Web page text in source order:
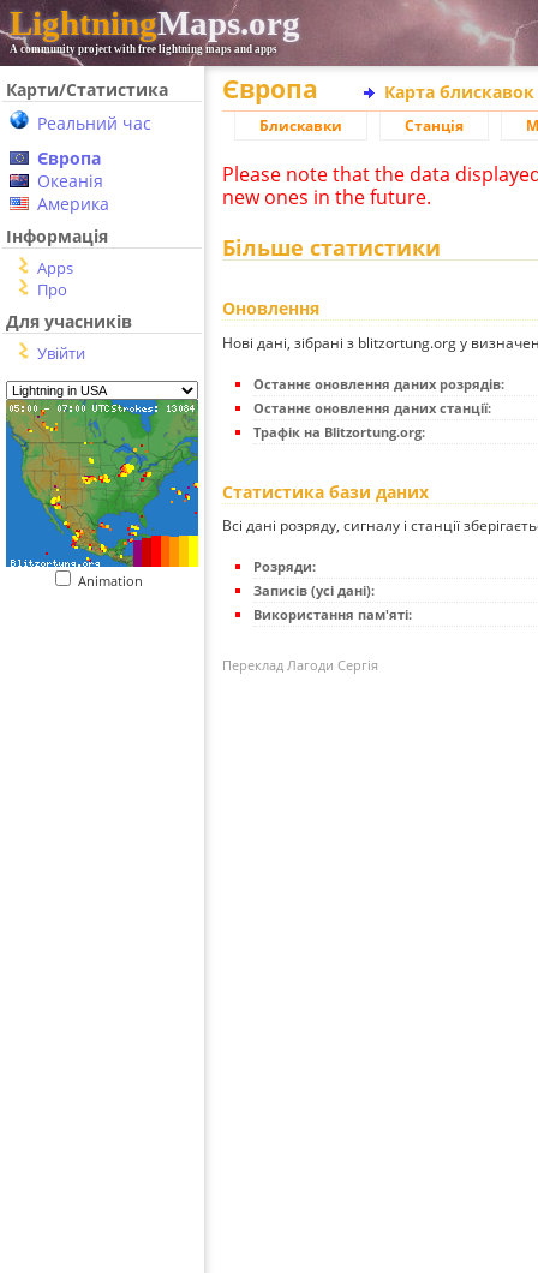
LightningMaps.org
A community project with free lightning maps and apps
Карти/Статистика
Реальний час
Європа
Океанія
Америка
Інформація
Apps
Про
Для учасників
Увійти
Animation
Європа Карта
Блискавки Станція
Please note that the data
new ones in the future.
Більше статистики
Оновлення
Нові дані, зібрані з blitzortung.org у
Останнє оновлення даних розрядів:
Останнє оновлення даних станції:
Трафік на Blitzortung.org:
Статистика бази даних
Всі дані розряду, сигналу і станції
Розряди:
Записів (усі дані):
Використання пам'яті:
Переклад Лагоди Сергія